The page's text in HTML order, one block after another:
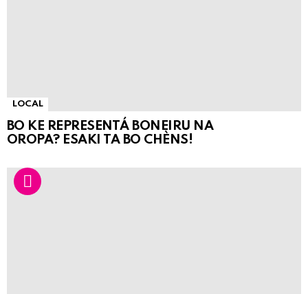
LOCAL
BO KE REPRESENTÁ BONEIRU NA
OROPA? ESAKI TA BO CHÈNS!